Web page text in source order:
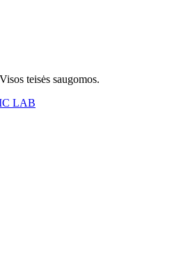
teisės saugomos.
LAB